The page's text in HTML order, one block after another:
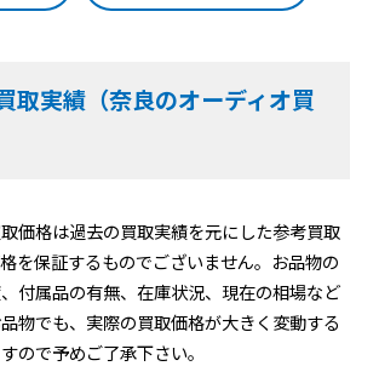
取実績（奈良のオーディオ買
価格は過去の買取実績を元にした参考買取
を保証するものでございません。お品物の
付属品の有無、在庫状況、現在の相場など
物でも、実際の買取価格が大きく変動する
ので予めご了承下さい。